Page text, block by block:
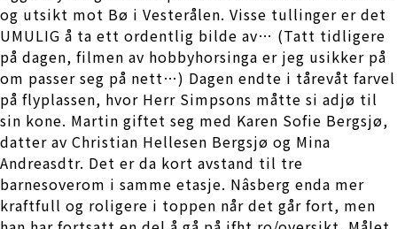
og utsikt mot Bø i Vesterålen. Visse tullinger er det
UMULIG å ta ett ordentlig bilde av… (Tatt tidligere
på dagen, filmen av hobbyhorsinga er jeg usikker på
om passer seg på nett…) Dagen endte i tårevåt farvel
på flyplassen, hvor Herr Simpsons måtte si adjø til
sin kone. Martin giftet seg med Karen Sofie Bergsjø,
datter av Christian Hellesen Bergsjø og Mina
Andreasdtr. Det er da kort avstand til tre
barnesoverom i samme etasje. Nâsberg enda mer
kraftfull og roligere i toppen når det går fort, men